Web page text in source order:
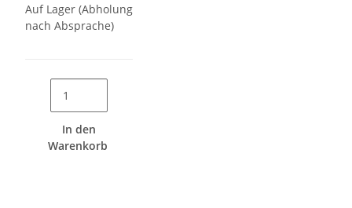
Auf Lager (Abholung
nach Absprache)
In den
Warenkorb